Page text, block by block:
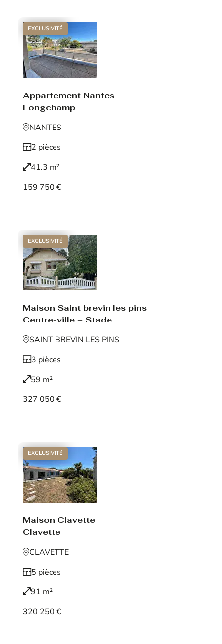
EXCLUSIVITÉ
Appartement Nantes
Longchamp
NANTES
2 pièces
41.3 m²
159 750 €
EXCLUSIVITÉ
Maison Saint brevin les pins
Centre-ville – Stade
SAINT BREVIN LES PINS
3 pièces
59 m²
327 050 €
EXCLUSIVITÉ
Maison Clavette
Clavette
CLAVETTE
5 pièces
91 m²
320 250 €